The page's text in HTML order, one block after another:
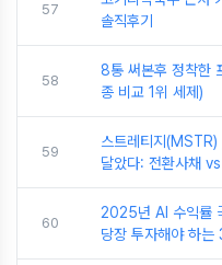
57
솔직후기
58
8통 써본후 정착한
종 비교 1위 세제)
59
스트레티지
달았다: 전환사채
60
2025년 AI 수익률
당장 투자해야 하는